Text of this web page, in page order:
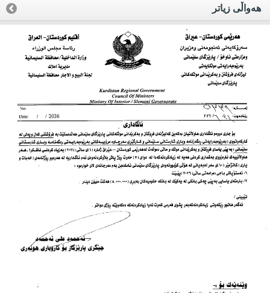
هه‌واڵی زیاتر